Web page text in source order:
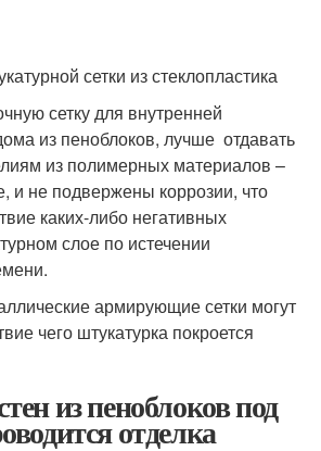
сетки из стеклопластика
сетку для внутренней
из пеноблоков, лучше отдавать
из полимерных материалов –
и не подвержены коррозии, что
каких-либо негативных
слое по истечении
армирующие сетки могут
чего штукатурка покроется
из пеноблоков под
отделка